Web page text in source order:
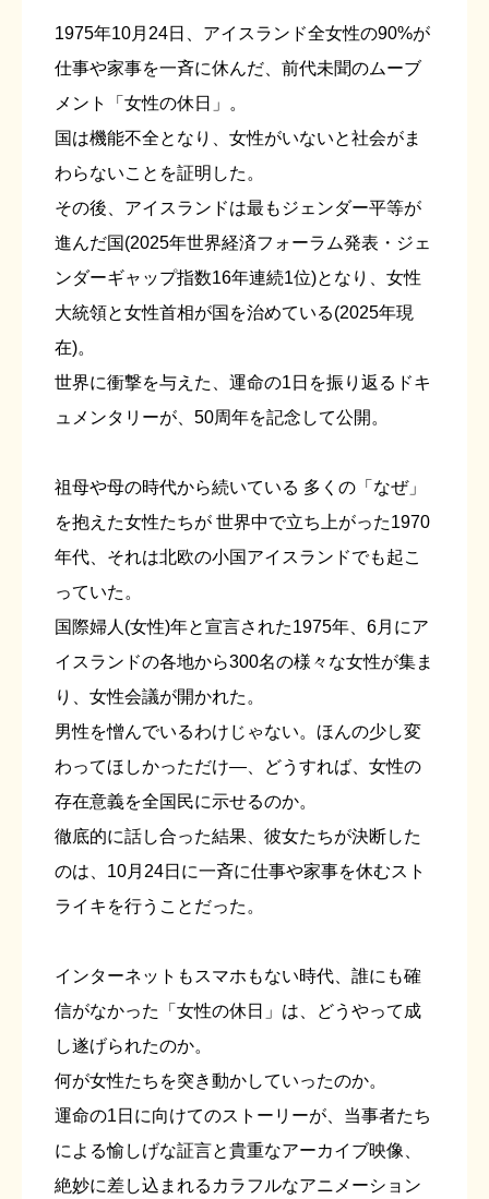
1975年10月24日、アイスランド全女性の90%が
仕事や家事を一斉に休んだ、前代未聞のムーブ
メント「女性の休日」。
国は機能不全となり、女性がいないと社会がま
わらないことを証明した。
その後、アイスランドは最もジェンダー平等が
進んだ国(2025年世界経済フォーラム発表・ジェ
ンダーギャップ指数16年連続1位)となり、女性
大統領と女性首相が国を治めている(2025年現
在)。
世界に衝撃を与えた、運命の1日を振り返るドキ
ュメンタリーが、50周年を記念して公開。
祖母や母の時代から続いている 多くの「なぜ」
を抱えた女性たちが 世界中で立ち上がった1970
年代、それは北欧の小国アイスランドでも起こ
っていた。
国際婦人(女性)年と宣言された1975年、6月にア
イスランドの各地から300名の様々な女性が集ま
り、女性会議が開かれた。
男性を憎んでいるわけじゃない。ほんの少し変
わってほしかっただけ―、どうすれば、女性の
存在意義を全国民に示せるのか。
徹底的に話し合った結果、彼女たちが決断した
のは、10月24日に一斉に仕事や家事を休むスト
ライキを行うことだった。
インターネットもスマホもない時代、誰にも確
信がなかった「女性の休日」は、どうやって成
し遂げられたのか。
何が女性たちを突き動かしていったのか。
運命の1日に向けてのストーリーが、当事者たち
による愉しげな証言と貴重なアーカイブ映像、
絶妙に差し込まれるカラフルなアニメーション